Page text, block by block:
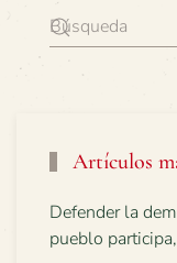
Artículos
Defender la
pueblo